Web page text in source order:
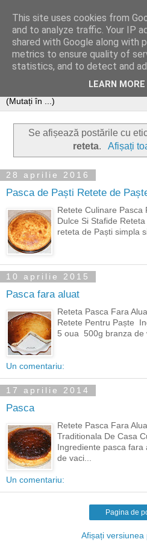
Se afișează postările cu
reteta. Afișați
28 aprilie 2016
Pasca de Paști Retete de
Retete Culinare Pasca
Dulce Si Stafide
reteta de Paști simpla
10 aprilie 2015
Pasca fara aluat
Reteta Pasca Fara
Retete Pentru Paște
5 oua 500g branza de
Un comentariu:
17 aprilie 2014
Pasca
Retete Pasca Fara
Traditionala De Casa
Ingrediente pasca fara
de vaci...
Un comentariu:
Pagina de
Afișați versiunea
This site uses cookies from
and to analyze traffic. Your IP
shared with Google along with
metrics to ensure quality of
statistics, and to detect and
LEARN MORE